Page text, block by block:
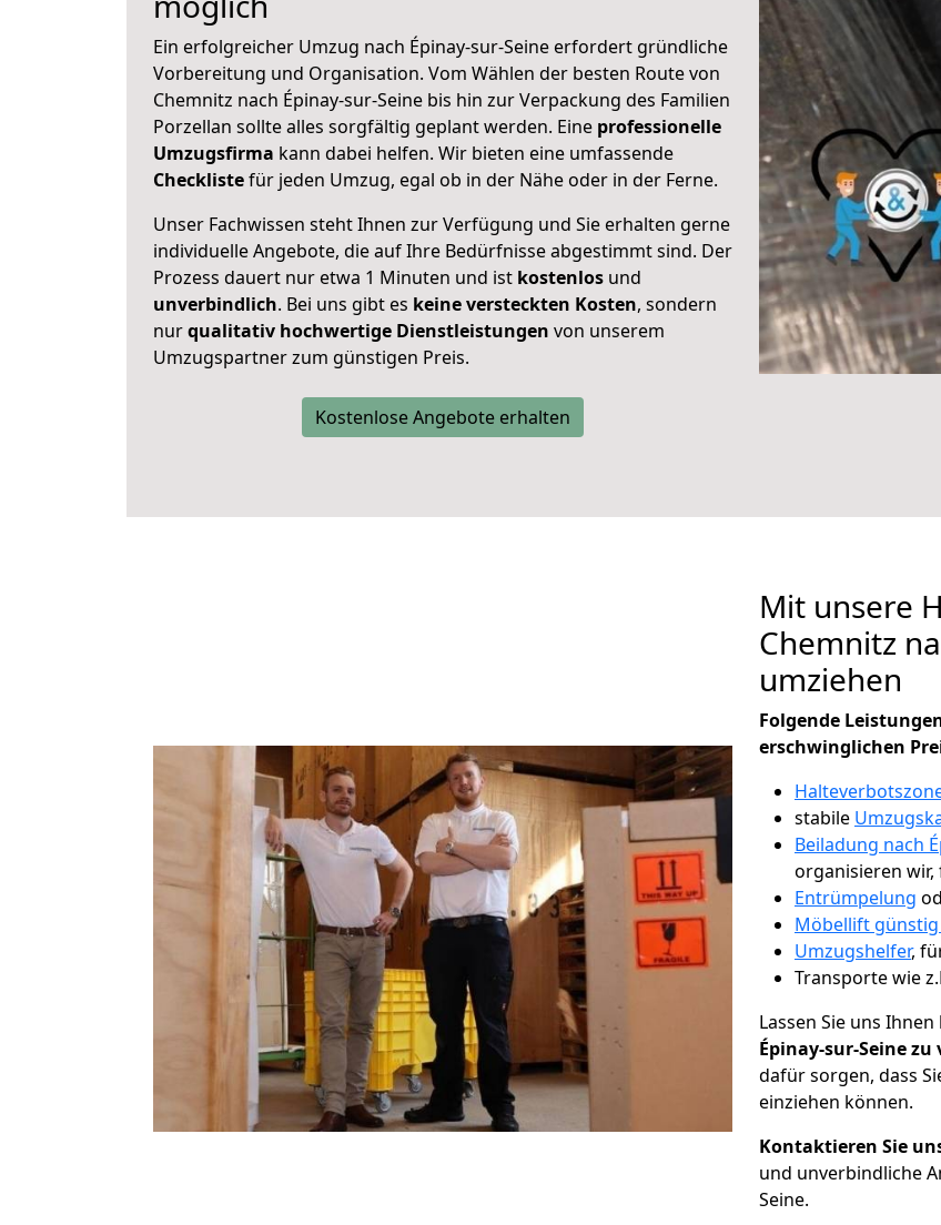
Ein erfolgreicher Umzug nach Épinay-sur-Seine erfordert gründliche
Vorbereitung und Organisation. Vom Wählen der besten Route von
Chemnitz nach Épinay-sur-Seine bis hin zur Verpackung des Familien
Porzellan sollte alles sorgfältig geplant werden. Eine professionelle
Umzugsfirma kann dabei helfen. Wir bieten eine umfassende
Checklistefür jeden Umzug, egal ob in der Nähe oder in der Ferne.
Unser Fachwissen steht Ihnen zur Verfügung und Sie erhalten gerne
individuelle Angebote, die auf Ihre Bedürfnisse abgestimmt sind. Der
Prozess dauert nur etwa 1 Minuten und ist kostenlos und
unverbindlich. Bei uns gibt es keine versteckten Kosten, sondern
nurqualitativ hochwertige Dienstleistungen von unserem
Umzugspartner zum günstigen Preis.
Kostenlose Angebote erhalten
Mit unsere
Chemnitz
umziehen
Folgende
erschwinglichen
stabile
Beiladung nach
organisieren wir,
Entrümpelung
Möbellift
Umzugshelfer,
Transporte wie
Lassen Sie uns Ihnen
Épinay-sur-Seine
dafür sorgen, dass
einziehen können.
Kontaktieren Sie
und unverbindliche
Seine.